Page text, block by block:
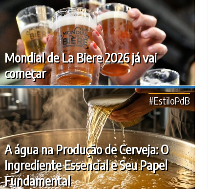
Mondial de La Biere 2026 já vai
começar
A água na Produção de Cerveja: O
Ingrediente Essencial e Seu Papel
Fundamental
#EstiloPdB